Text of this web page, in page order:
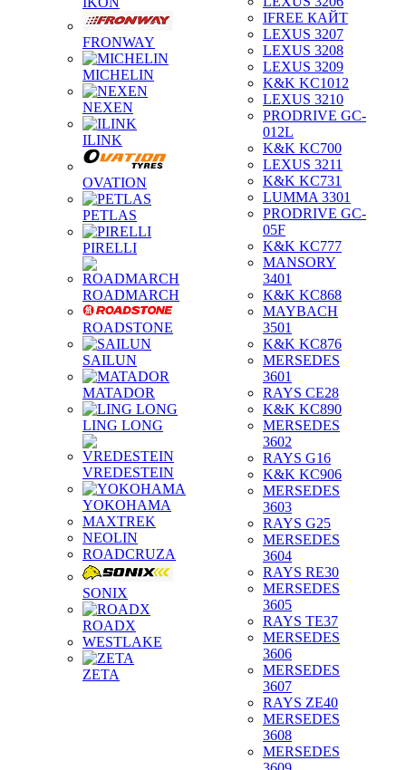
FRONWAY
MICHELIN
NEXEN
ILINK
OVATION
PETLAS
PIRELLI
ROADMARCH
ROADSTONE
SAILUN
MATADOR
LING LONG
VREDESTEIN
YOKOHAMA
MAXTREK
NEOLIN
ROADCRUZA
SONIX
ROADX
WESTLAKE
ZETA
IFREE КАЙТ
LEXUS 3207
LEXUS 3208
LEXUS 3209
K&K KC1012
LEXUS 3210
PRODRIVE GC-
012L
K&K KC700
LEXUS 3211
K&K KC731
LUMMA 3301
PRODRIVE GC-
05F
K&K KC777
MANSORY
3401
K&K KC868
MAYBACH
3501
K&K KC876
MERSEDES
3601
RAYS CE28
K&K KC890
MERSEDES
3602
RAYS G16
K&K KC906
MERSEDES
3603
RAYS G25
MERSEDES
3604
RAYS RE30
MERSEDES
3605
RAYS TE37
MERSEDES
3606
MERSEDES
3607
RAYS ZE40
MERSEDES
3608
MERSEDES